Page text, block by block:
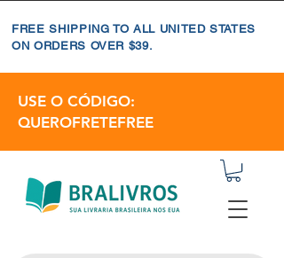
FREE SHIPPING TO ALL UNITED STATES
ON ORDERS OVER $39.
USE O CÓDIGO:
QUEROFRETEFREE